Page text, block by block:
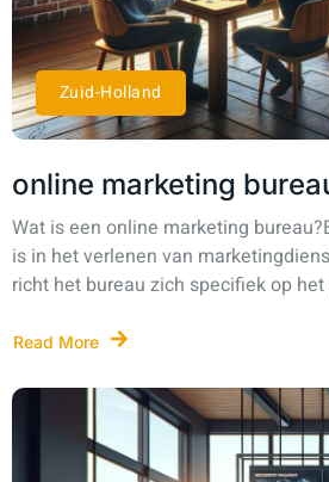
Zuid-Holland
online marketing
Wat is een online marketing
is in het verlenen van
richt het bureau zich specifiek op
Read More